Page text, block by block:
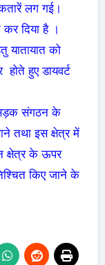
लग गई।
कर दिया है ।
को
होते हुए डायवर्ट
सड़क संगठन के
तथा इस क्षेत्र में
क्षेत्र के ऊपर
किए जाने के